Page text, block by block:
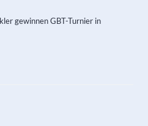
gewinnen GBT-Turnier in